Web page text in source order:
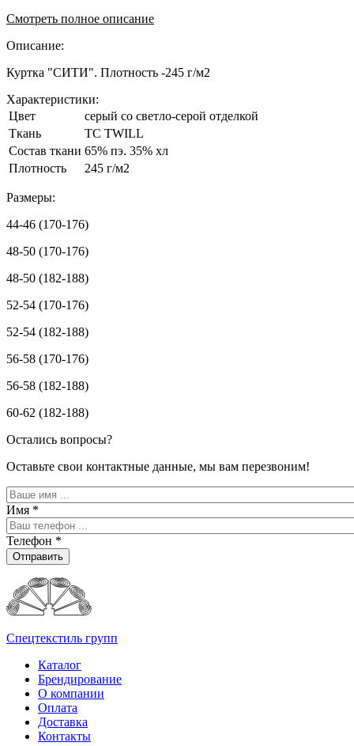
Смотреть полное описание
Описание:
Куртка "СИТИ". Плотность -245 г/м2
Характеристики:
Цвет
серый со светло-серой отделкой
Ткань
TC TWILL
Состав ткани 65% пэ. 35% хл
Плотность
245 г/м2
Размеры:
44-46 (170-176)
48-50 (170-176)
48-50 (182-188)
52-54 (170-176)
52-54 (182-188)
56-58 (170-176)
56-58 (182-188)
60-62 (182-188)
Остались вопросы?
Оставьте свои контактные данные, мы вам перезвоним!
Имя *
Телефон *
Отправить
Спецтекстиль групп
Каталог
Брендирование
О компании
Оплата
Доставка
Контакты